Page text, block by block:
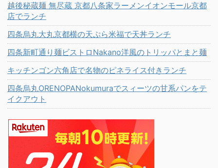
越後秘蔵麺 無尽蔵 京都八条家ラーメンイオンモール京都
店でランチ
四条烏丸大丸京都横の天ぷら米福で天丼ランチ
四条新町通り麺ビストロNakano洋風のトリッパとまと麺
キッチンゴン六角店で名物のピネライス付きランチ
四条烏丸ORENOPANokumuraでスィーツの甘系パンをテ
イクアウト